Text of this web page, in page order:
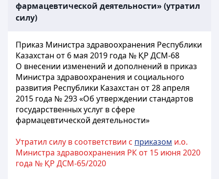
фармацевтической деятельности» (утратил
силу)
Приказ Министра здравоохранения Республики
Казахстан от 6 мая 2019 года № ҚР ДСМ-68
О внесении изменений и дополнений в приказ
Министра здравоохранения и социального
развития Республики Казахстан от 28 апреля
2015 года № 293 «Об утверждении стандартов
государственных услуг в сфере
фармацевтической деятельности»
Утратил силу в соответствии с приказом и.о.
Министра здравоохранения РК от 15 июня 2020
года № ҚР ДСМ-65/2020